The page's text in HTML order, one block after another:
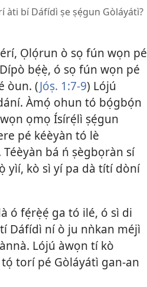
àti bí Dáfídì ṣe ṣẹ́gun Gòláyátì?
Ọlọ́run ò sọ fún wọn pé
bẹ́ẹ̀, ó sọ fún wọn pé
òun. (Jóṣ. 1:​7-9) Lójú
Àmọ́ ohun tó bọ́gbọ́n
ọmọ Ísírẹ́lì ṣẹ́gun
pé kéèyàn tó lè
bá ń ṣègbọràn sí
yìí, kò sì yí pa dà títí dòní
ó fẹ́rẹ̀ẹ́ ga tó ilé, ó sì di
Dáfídì ní ò ju nǹkan méjì
Lójú àwọn tí kò
torí pé Gòláyátì gan-an